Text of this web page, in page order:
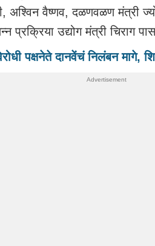
अश्विन वैष्णव, दळणवळण मंत्री
प्रक्रिया उद्योग मंत्री चिराग
पक्षनेते दानवेंचं निलंबन मागे,